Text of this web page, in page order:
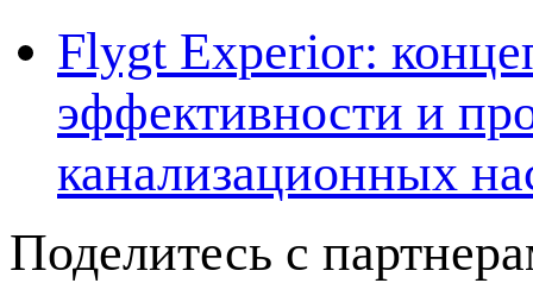
Flygt Experior:
эффективности и
канализационных
Поделитесь с